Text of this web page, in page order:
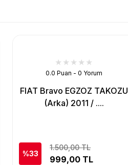
0.0 Puan - 0 Yorum
FIAT Bravo EGZOZ TAKOZU
(Arka) 2011 / ....
%33
1.500,00 TL
999,00 TL